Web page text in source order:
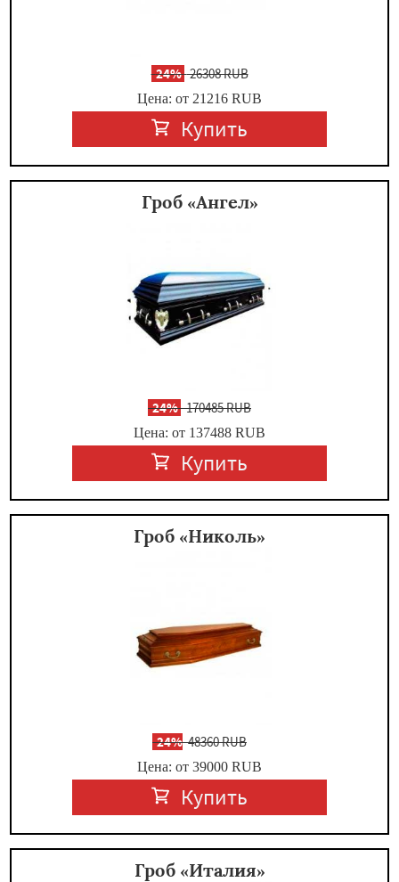
-24%26308 RUB
Цена: от 21216 RUB
Купить
Гроб «Ангел»
-24%170485 RUB
Цена: от 137488 RUB
Купить
Гроб «Николь»
-24%48360 RUB
Цена: от 39000 RUB
Купить
Гроб «Италия»